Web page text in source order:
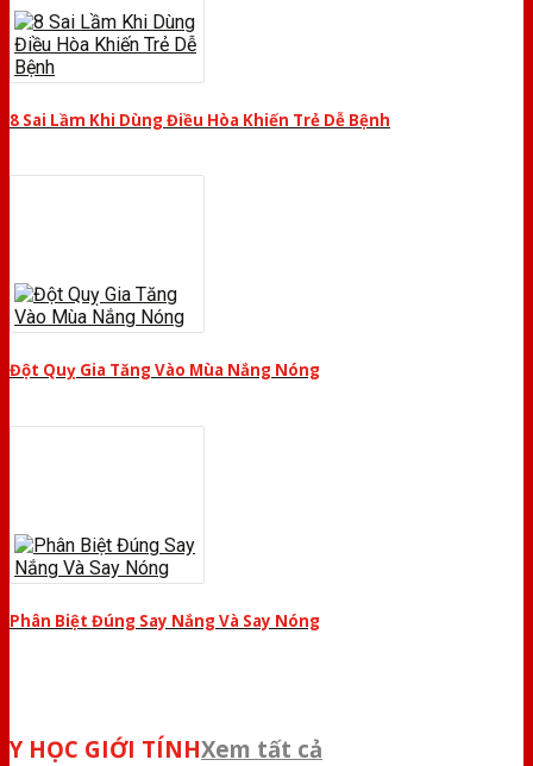
8 Sai Lầm Khi Dùng Điều Hòa Khiến Trẻ Dễ Bệnh
Đột Quỵ Gia Tăng Vào Mùa Nắng Nóng
Phân Biệt Đúng Say Nắng Và Say Nóng
Y HỌC GIỚI TÍNHXem tất cả